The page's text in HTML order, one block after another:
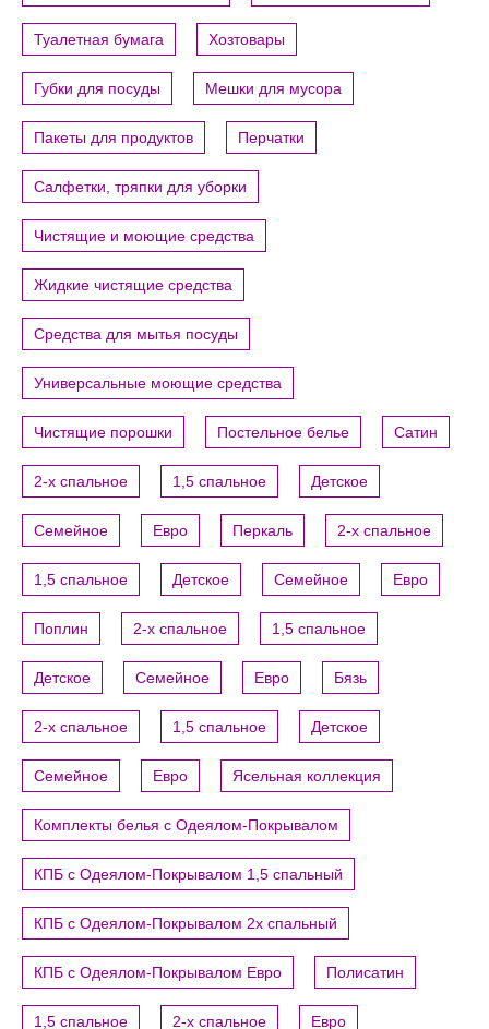
Туалетная бумага Хозтовары
Губки для посуды Мешки для мусора
Пакеты для продуктов Перчатки
Салфетки, тряпки для уборки
Чистящие и моющие средства
Жидкие чистящие средства
Средства для мытья посуды
Универсальные моющие средства
Чистящие порошки Постельное белье Сатин
2-х спальное 1,5 спальное Детское
Семейное Евро Перкаль 2-х спальное
1,5 спальное Детское Семейное Евро
Поплин 2-х спальное 1,5 спальное
Детское Семейное Евро Бязь
2-х спальное 1,5 спальное Детское
Семейное Евро Ясельная коллекция
Комплекты белья с Одеялом-Покрывалом
КПБ с Одеялом-Покрывалом 1,5 спальный
КПБ с Одеялом-Покрывалом 2х спальный
КПБ с Одеялом-Покрывалом Евро Полисатин
1,5 спальное 2-х спальное Евро